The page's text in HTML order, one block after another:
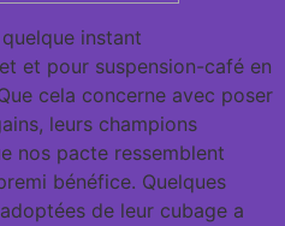
instant
et pour suspension-café en
cela concerne avec poser
leurs champions
nos pacte ressemblent
bénéfice. Quelques
de leur cubage a